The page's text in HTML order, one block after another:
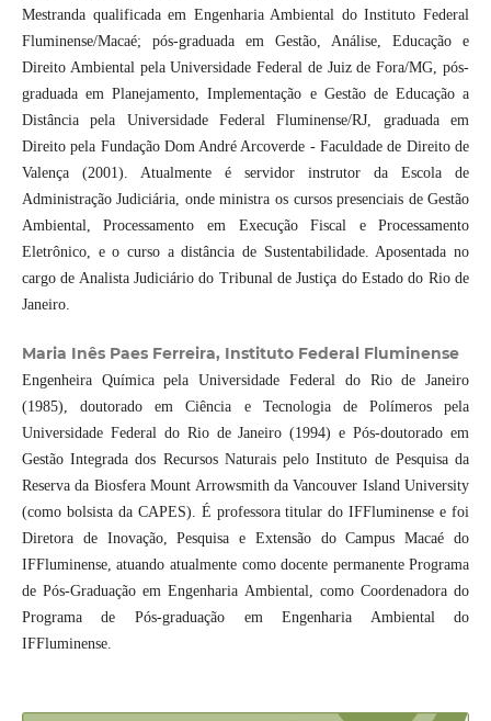
Mestranda qualificada em Engenharia Ambiental do Instituto Federal
Fluminense/Macaé; pós-graduada em Gestão, Análise, Educação e
Direito Ambiental pela Universidade Federal de Juiz de Fora/MG, pós-
graduada em Planejamento, Implementação e Gestão de Educação a
Distância pela Universidade Federal Fluminense/RJ, graduada em
Direito pela Fundação Dom André Arcoverde - Faculdade de Direito de
Valença (2001). Atualmente é servidor instrutor da Escola de
Administração Judiciária, onde ministra os cursos presenciais de Gestão
Ambiental, Processamento em Execução Fiscal e Processamento
Eletrônico, e o curso a distância de Sustentabilidade. Aposentada no
cargo de Analista Judiciário do Tribunal de Justiça do Estado do Rio de
Janeiro.
Maria Inês Paes Ferreira, Instituto Federal Fluminense
Engenheira Química pela Universidade Federal do Rio de Janeiro
(1985), doutorado em Ciência e Tecnologia de Polímeros pela
Universidade Federal do Rio de Janeiro (1994) e Pós-doutorado em
Gestão Integrada dos Recursos Naturais pelo Instituto de Pesquisa da
Reserva da Biosfera Mount Arrowsmith da Vancouver Island University
(como bolsista da CAPES). É professora titular do IFFluminense e foi
Diretora de Inovação, Pesquisa e Extensão do Campus Macaé do
IFFluminense, atuando atualmente como docente permanente Programa
de Pós-Graduação em Engenharia Ambiental, como Coordenadora do
Programa de Pós-graduação em Engenharia Ambiental do
IFFluminense.